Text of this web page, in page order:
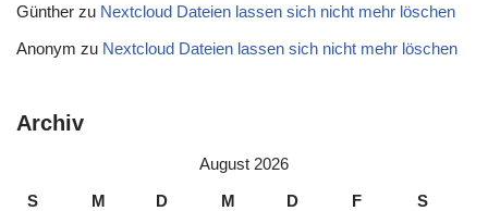
Günther zu Nextcloud Dateien lassen sich nicht mehr löschen
Anonym zu Nextcloud Dateien lassen sich nicht mehr löschen
Archiv
August 2026
S
M D M D F S